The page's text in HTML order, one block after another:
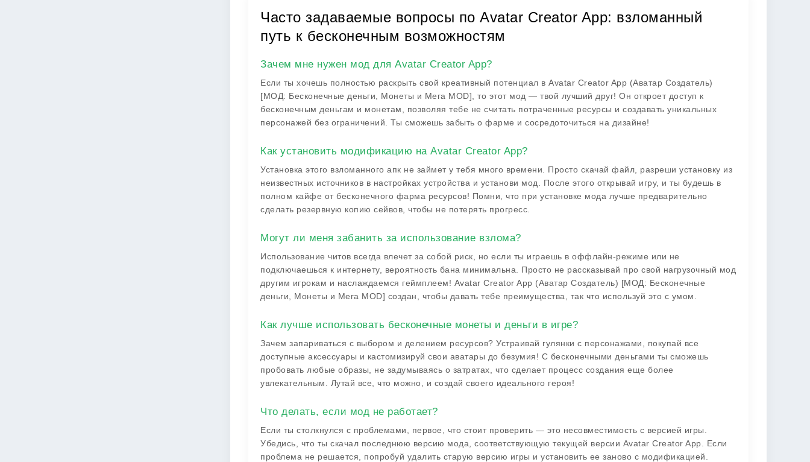
Часто задаваемые вопросы по Avatar Creator App: взломанный
путь к бесконечным возможностям
Зачем мне нужен мод для Avatar Creator App?
Если ты хочешь полностью раскрыть свой креативный потенциал в Avatar Creator App (Аватар Создатель)
[МОД: Бесконечные деньги, Монеты и Мега MOD], то этот мод — твой лучший друг! Он откроет доступ к
бесконечным деньгам и монетам, позволяя тебе не считать потраченные ресурсы и создавать уникальных
персонажей без ограничений. Ты сможешь забыть о фарме и сосредоточиться на дизайне!
Как установить модификацию на Avatar Creator App?
Установка этого взломанного апк не займет у тебя много времени. Просто скачай файл, разреши установку из
неизвестных источников в настройках устройства и установи мод. После этого открывай игру, и ты будешь в
полном кайфе от бесконечного фарма ресурсов! Помни, что при установке мода лучше предварительно
сделать резервную копию сейвов, чтобы не потерять прогресс.
Могут ли меня забанить за использование взлома?
Использование читов всегда влечет за собой риск, но если ты играешь в оффлайн-режиме или не
подключаешься к интернету, вероятность бана минимальна. Просто не рассказывай про свой нагрузочный мод
другим игрокам и наслаждаемся геймплеем! Avatar Creator App (Аватар Создатель) [МОД: Бесконечные
деньги, Монеты и Мега MOD] создан, чтобы давать тебе преимущества, так что используй это с умом.
Как лучше использовать бесконечные монеты и деньги в игре?
Зачем запариваться с выбором и делением ресурсов? Устраивай гулянки с персонажами, покупай все
доступные аксессуары и кастомизируй свои аватары до безумия! С бесконечными деньгами ты сможешь
пробовать любые образы, не задумываясь о затратах, что сделает процесс создания еще более
увлекательным. Лутай все, что можно, и создай своего идеального героя!
Что делать, если мод не работает?
Если ты столкнулся с проблемами, первое, что стоит проверить — это несовместимость с версией игры.
Убедись, что ты скачал последнюю версию мода, соответствующую текущей версии Avatar Creator App. Если
проблема не решается, попробуй удалить старую версию игры и установить ее заново с модификацией.